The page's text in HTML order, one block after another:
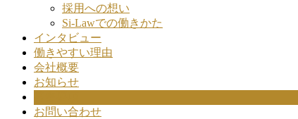
採用への想い
Si-Lawでの働きかた
インタビュー
働きやすい理由
会社概要
お知らせ
お問い合わせ